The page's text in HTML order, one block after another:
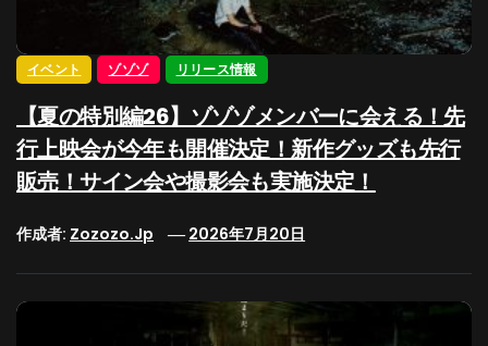
イベント ゾゾゾ リリース情報
【夏の特別編26】ゾゾゾメンバーに会える！先
行上映会が今年も開催決定！新作グッズも先行
販売！サイン会や撮影会も実施決定！
作成者: Zozozo.jp 2026年7月20日